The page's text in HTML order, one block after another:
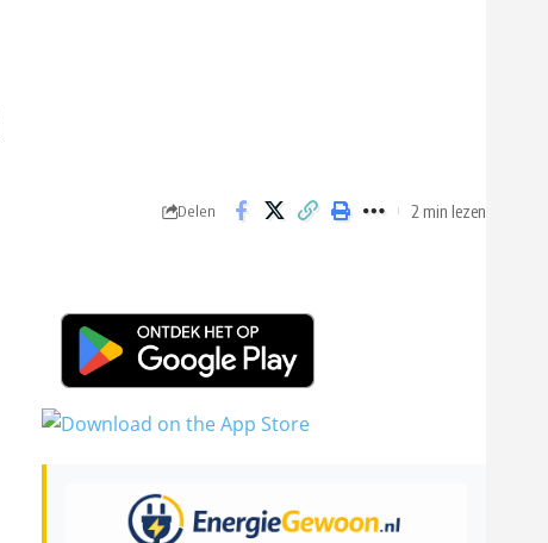
Delen 2 min lezen